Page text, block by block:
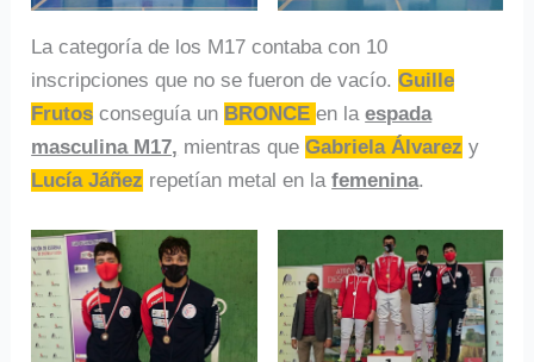
La categoría de los M17 contaba con 10
inscripciones que no se fueron de vacío.Guille
Frutos conseguía un BRONCE en laespada
masculina M17, mientras queGabriela Álvarez y
Lucía Jáñez repetían metal en lafemenina.